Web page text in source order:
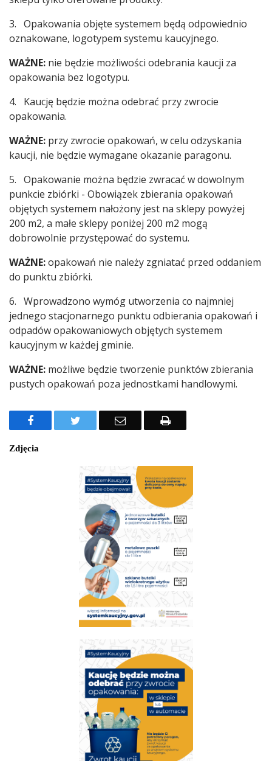
3. Opakowania objęte systemem będą odpowiednio
oznakowane, logotypem systemu kaucyjnego.
WAŻNE: nie będzie możliwości odebrania kaucji za
opakowania bez logotypu.
4. Kaucję będzie można odebrać przy zwrocie
opakowania.
WAŻNE: przy zwrocie opakowań, w celu odzyskania
kaucji, nie będzie wymagane okazanie paragonu.
5. Opakowanie można będzie zwracać w dowolnym
punkcie zbiórki - Obowiązek zbierania opakowań
objętych systemem nałożony jest na sklepy powyżej
200 m2, a małe sklepy poniżej 200 m2 mogą
dobrowolnie przystępować do systemu.
WAŻNE:opakowań nie należy zgniatać przed oddaniem
do punktu zbiórki.
6. Wprowadzono wymóg utworzenia co najmniej
jednego stacjonarnego punktu odbierania opakowań i
odpadów opakowaniowych objętych systemem
kaucyjnym w każdej gminie.
WAŻNE: możliwe będzie tworzenie punktów zbierania
pustych opakowań poza jednostkami handlowymi.
FacebookTwitter Email Drukuj
Zdjęcia